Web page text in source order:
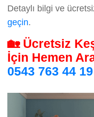
Detaylı bilgi ve
geçin.
🏡 Ücretsiz
İçin Hemen
0543 763 44 19